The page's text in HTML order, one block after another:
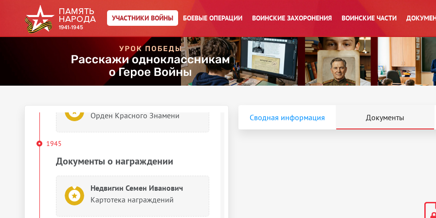
УЧАСТНИКИ ВОЙНЫ БОЕВЫЕ ОПЕРАЦИИ ВОИНСКИЕ ЗАХОРОНЕНИЯ ВОИНСКИЕ ЧАСТИ
Недвигин Семен Иванович
Орден Красного Знамени
Недвигин Семен Иванович
Орден Красного Знамени
Орден Красного Знамени
1945
Документы о награждении
Недвигин Семен Иванович
Картотека награждений
Сводная информация Документы